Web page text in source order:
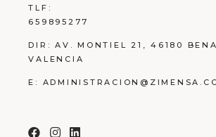
TLF:
659895277
DIR:AV. MONTIEL 21, 46180
VALENCIA
E: